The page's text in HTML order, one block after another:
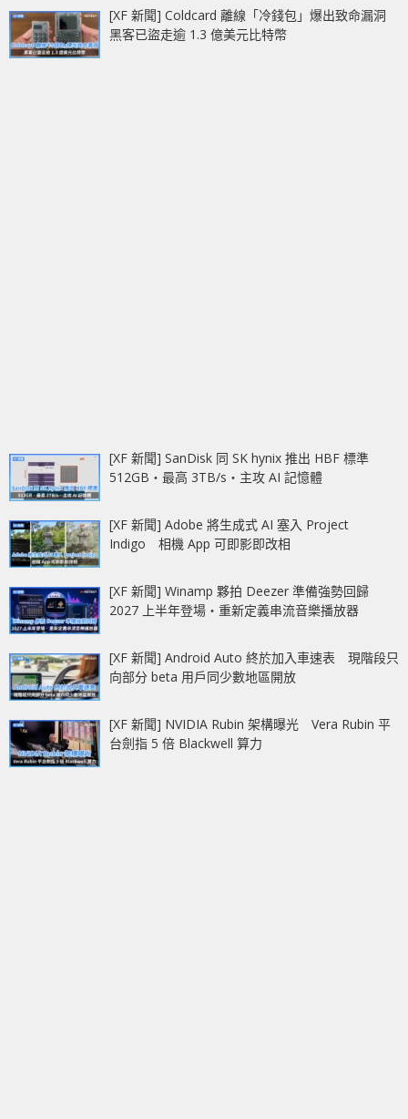
[XF 新聞] Coldcard 離線「冷錢包」爆出致命漏洞
黑客已盜走逾 1.3 億美元比特幣
[XF 新聞] SanDisk 同 SK hynix 推出 HBF 標準
512GB‧最高 3TB/s‧主攻 AI 記憶體
[XF 新聞] Adobe 將生成式 AI 塞入 Project
Indigo 相機 App 可即影即改相
[XF 新聞] Winamp 夥拍 Deezer 準備強勢回歸
2027 上半年登場‧重新定義串流音樂播放器
[XF 新聞] Android Auto 終於加入車速表 現階段只
向部分 beta 用戶同少數地區開放
[XF 新聞] NVIDIA Rubin 架構曝光 Vera Rubin 平
台劍指 5 倍 Blackwell 算力